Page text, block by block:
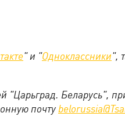
" и "Одноклассники",
"Царьград. Беларусь",
почту